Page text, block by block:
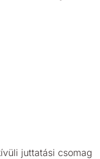
juttatási csomag